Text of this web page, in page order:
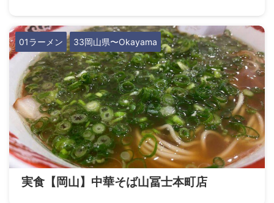
01ラーメン 33岡山県〜Okayama
実食【岡山】中華そば山冨士本町店